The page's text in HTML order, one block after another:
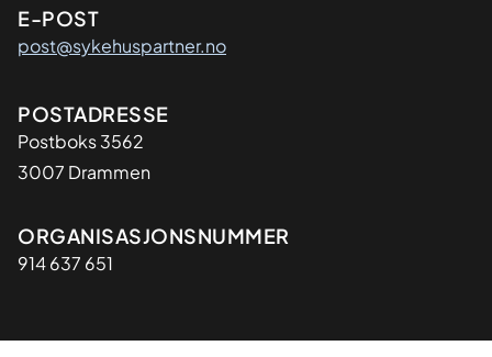
E-POST
post@sykehuspartner.no
Adresse
POSTADRESSE
Postboks 3562
3007 Drammen
Organisasjon
ORGANISASJONSNUMMER
914 637 651